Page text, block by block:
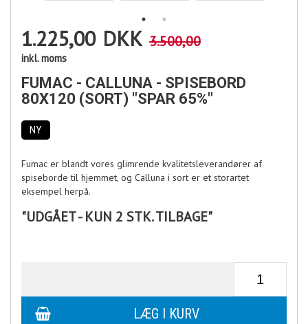
1.225,00 DKK 3.500,00
inkl. moms
FUMAC - CALLUNA - SPISEBORD
80X120 (SORT) "SPAR 65%"
NY
Fumac er blandt vores glimrende kvalitetsleverandører af
spiseborde til hjemmet, og Calluna i sort er et storartet
eksempel herpå.
"UDGÅET - KUN 2 STK. TILBAGE"